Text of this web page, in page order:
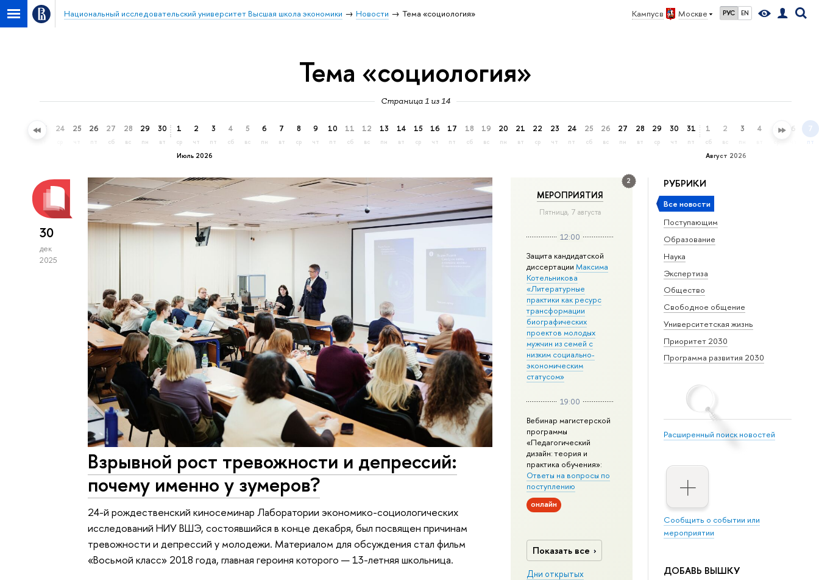
Кампус в Москве РУС EN
Национальный исследовательский университет Высшая школа экономики Новости Тема «социология»
Тема «социология»
Страница 1 из 14
23 24 25 26
пт
27
сб
28
вс
29
пн
30
вт
Июль 2026
1
ср
2
чт
3
пт
4
сб
5
вс
6
пн
7
вт
8
ср
9
чт
10
пт
11
сб
12
вс
13
пн
14
вт
15
ср
16
чт
17
пт
18
сб
19
вс
20
пн
21
вт
22
ср
23
чт
24
пт
25
сб
26
вс
27
пн
28
вт
29
ср
30
чт
31
пт
Август 2026
1
сб
2
вс
3 4 5 6 7
пт
РУБРИКИ
Все новости
Поступающим
Образование
Наука
Экспертиза
Общество
Свободное общение
Университетская жизнь
Приоритет 2030
Программа развития 2030
Расширенный поиск новостей
Сообщить о событии или
мероприятии
ДОБАВЬ ВЫШКУ
2
МЕРОПРИЯТИЯ
Пятница, 7 августа
12:00
Защита кандидатской
диссертации Максима
Котельникова
«Литературные
практики как ресурс
трансформации
биографических
проектов молодых
мужчин из семей с
низким социально-
экономическим
статусом»
19:00
Вебинар магистерской
программы
«Педагогический
дизайн: теория и
практика обучения»:
Ответы на вопросы по
поступлению
онлайн
Показать все
Дни открытых
30
дек
2025
Взрывной рост тревожности и депрессий:
почему именно у зумеров?
24-й рождественский киносеминар Лаборатории экономико-социологических
исследований НИУ ВШЭ, состоявшийся в конце декабря, был посвящен причинам
тревожности и депрессий у молодежи. Материалом для обсуждения стал фильм
«Восьмой класс» 2018 года, главная героиня которого — 13-летняя школьница.